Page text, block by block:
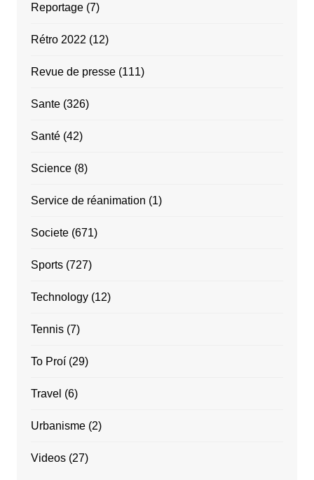
Reportage(7)
Rétro 2022 (12)
Revue de presse(111)
Sante(326)
Santé(42)
Science(8)
Service de réanimation (1)
Societe(671)
Sports(727)
Technology(12)
Tennis(7)
To Proí(29)
Travel (6)
Urbanisme(2)
Videos(27)